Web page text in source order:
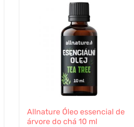
Allnature Óleo essencial de
árvore do chá 10 ml